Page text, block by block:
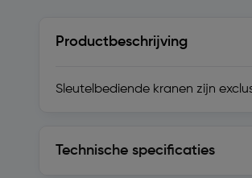
Productbeschrijving
Sleutelbediende kranen zijn
Technische specificaties